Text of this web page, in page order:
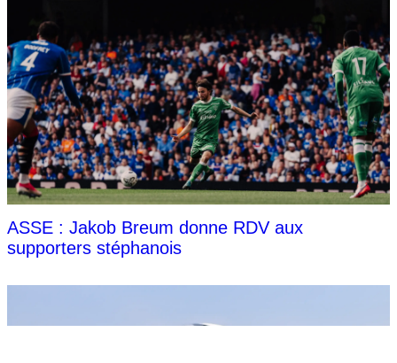
ASSE : Jakob Breum donne RDV aux
supporters stéphanois